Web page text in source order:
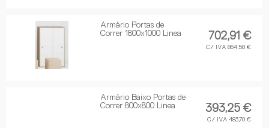
Armário Portas de
Correr 1800x1000 Linea
702,91 €
C/ IVA 864,58 €
Armário Baixo Portas de
Correr 800x800 Linea
393,25 €
C/ IVA 483,70 €